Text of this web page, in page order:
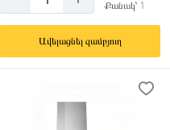
Քանակ՝ 1
Ավելացնել զամբյուղ